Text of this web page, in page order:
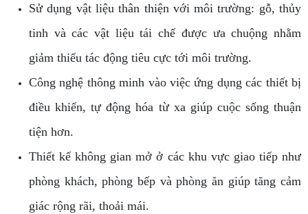
Sử dụng vật liệu thân thiện với môi trường: gỗ, thủy
tinh và các vật liệu tái chế được ưa chuộng nhằm
giảm thiểu tác động tiêu cực tới môi trường.
Công nghệ thông minh vào việc ứng dụng các thiết bị
điều khiển, tự động hóa từ xa giúp cuộc sống thuận
tiện hơn.
Thiết kế không gian mở ở các khu vực giao tiếp như
phòng khách, phòng bếp và phòng ăn giúp tăng cảm
giác rộng rãi, thoải mái.